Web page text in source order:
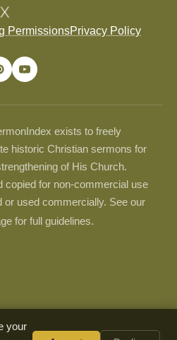
PermissionsPrivacy Policy
exists to freely
historic Christian sermons for
of His Church.
copied for non-commercial use
or used commercially. See our
for full guidelines.
your